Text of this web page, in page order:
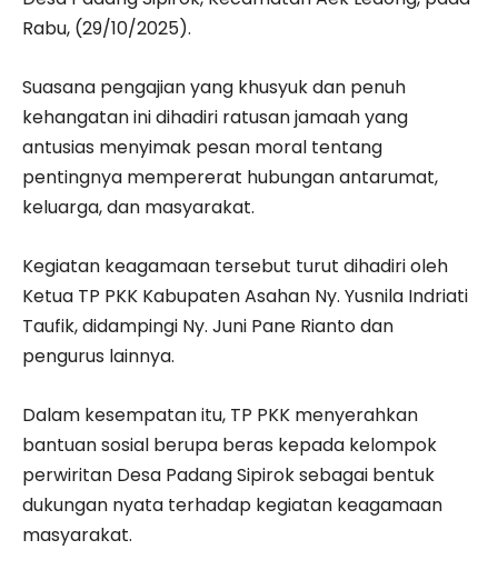
Rabu, (29/10/2025).
Suasana pengajian yang khusyuk dan penuh
kehangatan ini dihadiri ratusan jamaah yang
antusias menyimak pesan moral tentang
pentingnya mempererat hubungan antarumat,
keluarga, dan masyarakat.
Kegiatan keagamaan tersebut turut dihadiri oleh
Ketua TP PKK Kabupaten Asahan Ny. Yusnila Indriati
Taufik, didampingi Ny. Juni Pane Rianto dan
pengurus lainnya.
Dalam kesempatan itu, TP PKK menyerahkan
bantuan sosial berupa beras kepada kelompok
perwiritan Desa Padang Sipirok sebagai bentuk
dukungan nyata terhadap kegiatan keagamaan
masyarakat.